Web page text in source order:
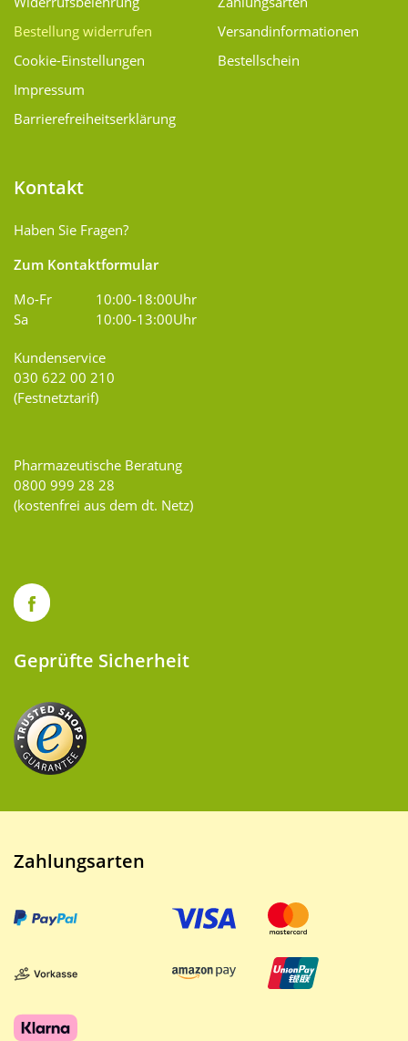
Bestellung widerrufen
Cookie-Einstellungen
Impressum
Barrierefreiheitserklärung
Versand­informationen
Bestellschein
Kontakt
Haben Sie Fragen?
Zum Kontaktformular
Mo-Fr
10:00-18:00Uhr
Sa
10:00-13:00Uhr
Kundenservice
030 622 00 210
(Festnetztarif)
Pharmazeutische Beratung
0800 999 28 28
(kostenfrei aus dem dt. Netz)
Geprüfte Sicherheit
Zahlungsarten